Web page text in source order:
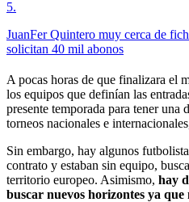
5.
JuanFer Quintero muy cerca de
solicitan 40 mil abonos
A pocas horas de que finalizara el
los equipos que definían las
presente temporada para tener una
torneos nacionales e
Sin embargo, hay algunos
contrato y estaban sin equipo,
territorio europeo. Asimismo, hay
buscar nuevos horizontes ya